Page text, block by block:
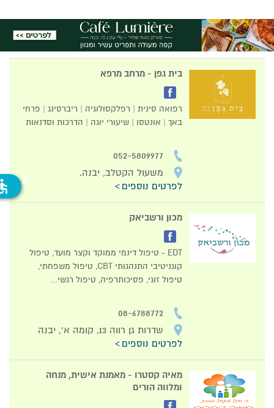
בית גפן - מרחב מרפא
רפואה סינית | רפלקסולוגיה | ריברסינג | פרחי
באך | אונטסו | שיעורי יוגה | הדרכות וסדנאות
052-5809977
משעול הקטלב, יבנה.
לפרטים נוספים
מכון ורשביאק
EDT - טיפול דינמי ממוקד וקצר מועד, טיפול
קוגניטיבי התנהגותי CBT, טיפול משפחתי,
טיפול זוגי, פסיכותרפיה, טיפול רגשי...
08-6788772
שדרות גן רווה 13, קומה א', יבנה
לפרטים נוספים
מאיה קסטרו - מאמנת אישית, מנחה
ומלווה הורים